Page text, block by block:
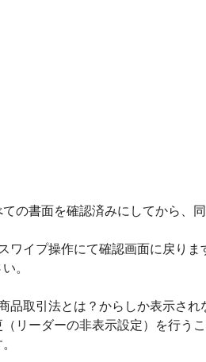
書面を確認済みにしてから、同
イプ操作にて確認画面に戻りま
。
取引法とは？からしか表示され
リーダーの非表示設定）を行うこ